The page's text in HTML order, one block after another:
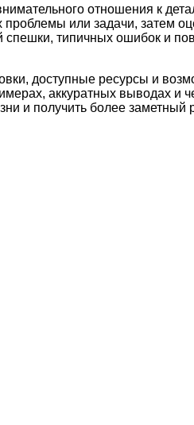
отношения к
проблемы или задачи, затем
спешки, типичных ошибок и
доступные ресурсы и
аккуратных выводах и
и получить более заметный